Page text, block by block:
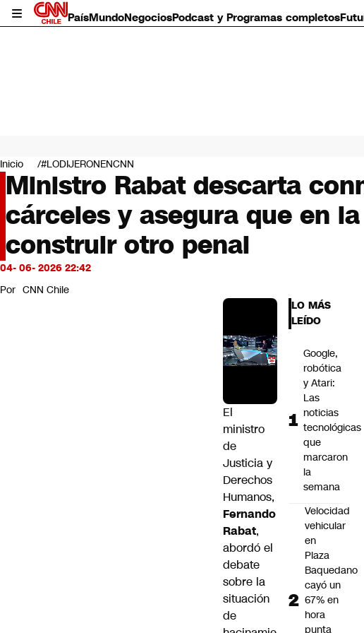
PaísMundoNegociosPodcast y Programas completos
Mundo
Negocios
Deportes
Programas completos
Cultura
Servicios
Bits
CNN Data
CNN tiempo
Inicio #LODIJERONENCNN
Ministro Rabat descarta
cárceles y asegura que en
construir otro penal
04- 06- 2026 22:42
Por CNN Chile
El
ministro
de
Justicia y
Derechos
Humanos,
Fernando
Rabat,
abordó el
debate
sobre la
situación
de
LO MÁS
LEÍDO
Google,
robótica
y Atari:
Las
noticias
tecnológicas
que
marcaron
la
semana
Velocidad
vehicular
en
Plaza
Baquedano
cayó un
67% en
hora
punta